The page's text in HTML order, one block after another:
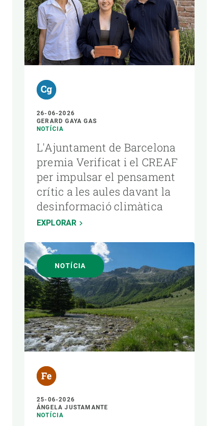
26-06-2026
GERARD GAYA GAS
NOTÍCIA
L'Ajuntament de Barcelona
premia Verificat i el CREAF
per impulsar el pensament
crític a les aules davant la
desinformació climàtica
EXPLORAR
NOTÍCIA
25-06-2026
ÁNGELA JUSTAMANTE
NOTÍCIA